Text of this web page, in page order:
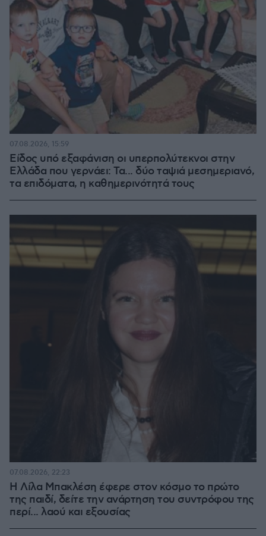
Είδος υπό εξαφάνιση οι υπερπολύτεκνοι στην
Ελλάδα που γερνάει: Τα... δύο ταψιά μεσημεριανό,
τα επιδόματα, η καθημερινότητά τους
07.08.2026, 15:59
Η Λίλα Μπακλέση έφερε στον κόσμο το πρώτο
της παιδί, δείτε την ανάρτηση του συντρόφου της
περί... λαού και εξουσίας
07.08.2026, 22:23